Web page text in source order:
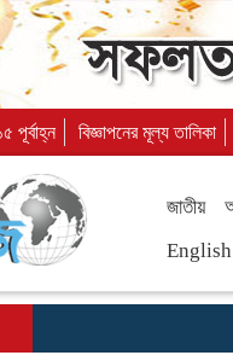
পূর্বাহ্ন বিজ্ঞাপনের মূল্য তালিকা
জাতীয়
English